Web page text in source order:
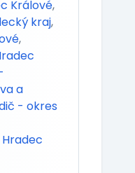
Králové,
kraj,
,
a
- okres